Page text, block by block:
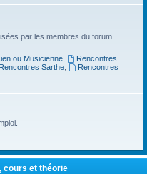
par les membres du forum
ou Musicienne,
Rencontres
Rencontres Sarthe,
Rencontres
cours et théorie